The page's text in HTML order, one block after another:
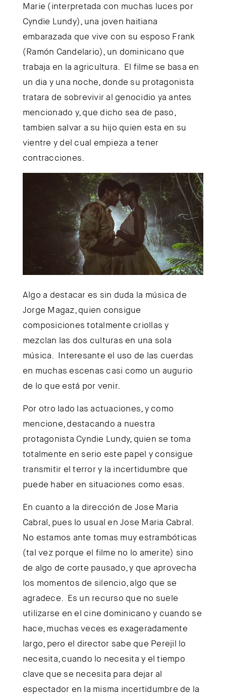
Marie (interpretada con muchas luces por
Cyndie Lundy), una joven haitiana
embarazada que vive con su esposo Frank
(Ramón Candelario), un dominicano que
trabaja en la agricultura. El filme se basa en
un dia y una noche, donde su protagonista
tratara de sobrevivir al genocidio ya antes
mencionado y, que dicho sea de paso,
tambien salvar a su hijo quien esta en su
vientre y del cual empieza a tener
contracciones.
Algo a destacar es sin duda la música de
Jorge Magaz, quien consigue
composiciones totalmente criollas y
mezclan las dos culturas en una sola
música. Interesante el uso de las cuerdas
en muchas escenas casi como un augurio
de lo que está por venir.
Por otro lado las actuaciones, y como
mencione, destacando a nuestra
protagonista Cyndie Lundy, quien se toma
totalmente en serio este papel y consigue
transmitir el terror y la incertidumbre que
puede haber en situaciones como esas.
En cuanto a la dirección de Jose Maria
Cabral, pues lo usual en Jose Maria Cabral.
No estamos ante tomas muy estrambóticas
(tal vez porque el filme no lo amerite) sino
de algo de corte pausado, y que aprovecha
los momentos de silencio, algo que se
agradece. Es un recurso que no suele
utilizarse en el cine dominicano y cuando se
hace, muchas veces es exageradamente
largo, pero el director sabe que Perejil lo
necesita, cuando lo necesita y el tiempo
clave que se necesita para dejar al
espectador en la misma incertidumbre de la